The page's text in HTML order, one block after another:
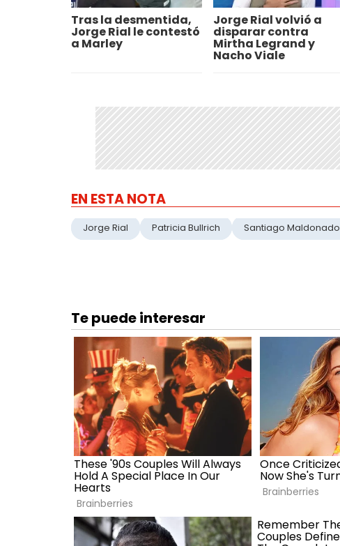
Tras la desmentida,
Jorge Rial le contestó
a Marley
Jorge Rial volvió a
disparar contra
Mirtha Legrand y
Nacho Viale
EN ESTA NOTA
Jorge Rial Patricia Bullrich Santiago Maldonado